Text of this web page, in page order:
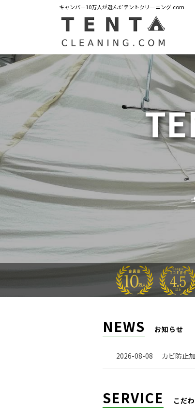
キャンパー10万人が選んだテントクリーニング.com
NEWS お知らせ
2026-08-08 カビ防止
SERVICE こだ